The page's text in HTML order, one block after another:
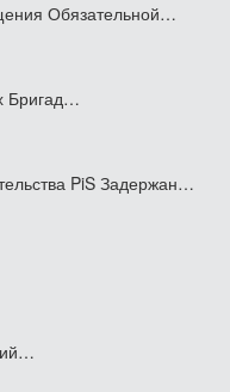
Обязательной…
Бригад…
PiS Задержан…